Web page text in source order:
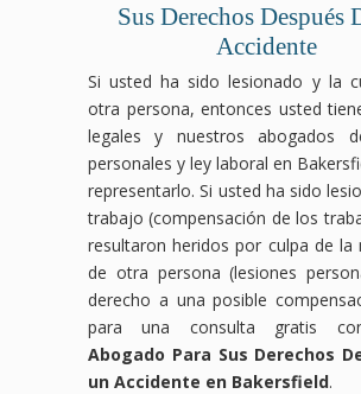
Sus Derechos Después
Accidente
Si usted ha sido lesionado y la
otra persona, entonces usted
legales y nuestros abogados
personales y ley laboral en
representarlo. Si usted ha sido
trabajo (compensación de los
resultaron heridos por culpa de la
de otra persona (lesiones
derecho a una posible
para una consulta gratis
Abogado Para Sus Derechos
un Accidente en Bakersfield.